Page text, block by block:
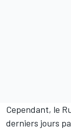
Cependant, le
derniers jours